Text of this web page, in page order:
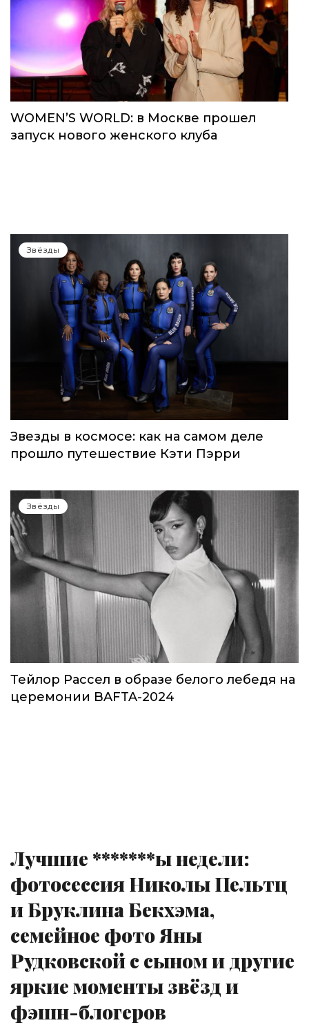
WOMEN’S WORLD: в Москве прошел
запуск нового женского клуба
Звёзды
Звезды в космосе: как на самом деле
прошло путешествие Кэти Пэрри
Звёзды
Тейлор Рассел в образе белого лебедя на
церемонии BAFTA-2024
Лучшие *******ы недели:
фотосессия Николы Пельтц
и Бруклина Бекхэма,
семейное фото Яны
Рудковской с сыном и другие
яркие моменты звёзд и
фэшн-блогеров